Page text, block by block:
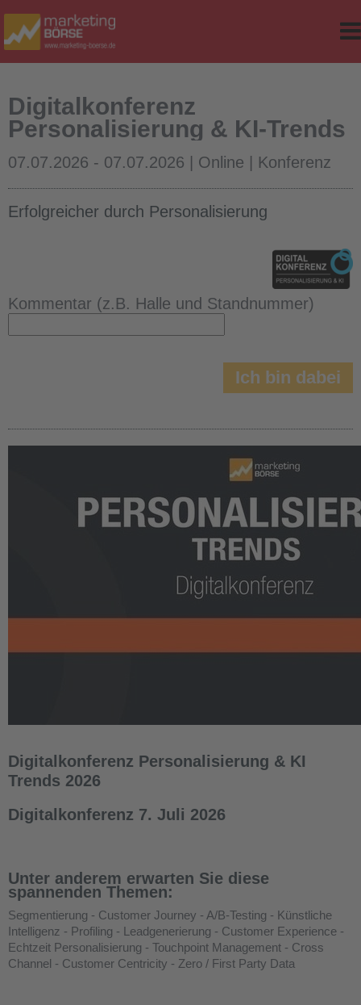
Classes
Digitalkonferenz
Personalisierung & KI-Trends
07.07.2026 - 07.07.2026 | Online | Konferenz
Erfolgreicher durch Personalisierung
Kommentar (z.B. Halle und Standnummer)
Ich bin dabei
Digitalkonferenz Personalisierung & KI
Trends 2026
Digitalkonferenz 7. Juli 2026
Unter anderem erwarten Sie diese
spannenden Themen:
Segmentierung - Customer Journey - A/B-Testing - Künstliche
Intelligenz - Profiling - Leadgenerierung - Customer Experience -
Echtzeit Personalisierung - Touchpoint Management - Cross
Channel - Customer Centricity - Zero / First Party Data